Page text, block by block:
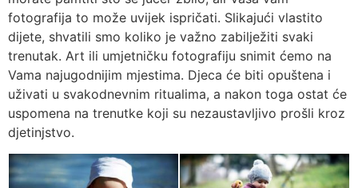
fotografija to može uvijek ispričati. Slikajući vlastito
dijete, shvatili smo koliko je važno zabilježiti svaki
trenutak. Art ili umjetničku fotografiju snimit ćemo na
Vama najugodnijim mjestima. Djeca će biti opuštena i
uživati u svakodnevnim ritualima, a nakon toga ostat će
uspomena na trenutke koji su nezaustavljivo prošli kroz
djetinjstvo.